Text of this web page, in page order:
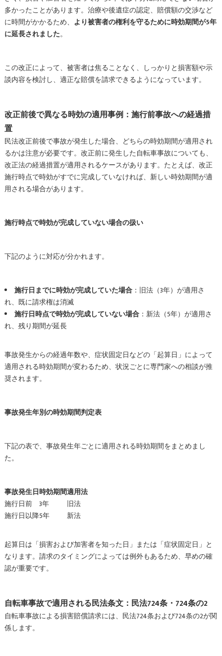
多かったことがあります。治療や後遺症の認定、賠償額の交渉など
に時間がかかるため、 より被害者の権利を守るために時効期間が5年
に延長されました。
この改正によって、被害者は焦ることなく、しっかりと損害額や示
談内容を検討し、適正な賠償を請求できるようになっています。
改正前後で異なる時効の適用事例：施行前事故への経過措
置
民法改正前後で事故が発生した場合、どちらの時効期間が適用され
るかは注意が必要です。改正前に発生した自転車事故についても、
改正法の経過措置が適用されるケースがあります。たとえば、改正
施行時点で時効がすでに完成していなければ、新しい時効期間が適
用される場合があります。
施行時点で時効が完成していない場合の扱い
下記のように対応が分かれます。
施行日までに時効が完成していた場合：旧法（3年）が適用さ
れ、既に請求権は消滅
施行日時点で時効が完成していない場合：新法（5年）が適用さ
れ、残り期間が延長
事故発生からの経過年数や、症状固定日などの「起算日」によって
適用される時効期間が変わるため、状況ごとに専門家への相談が推
奨されます。
事故発生年別の時効期間判定表
下記の表で、事故発生年ごとに適用される時効期間をまとめまし
た。
事故発生日時効期間適用法
施行日前
3年
旧法
施行日以降5年 新法
起算日は「損害および加害者を知った日」または「症状固定日」と
なります。請求のタイミングによっては例外もあるため、早めの確
認が重要です。
自転車事故で適用される民法条文：民法724条・724条の2
自転車事故による損害賠償請求には、民法724条および724条の2が関
係します。